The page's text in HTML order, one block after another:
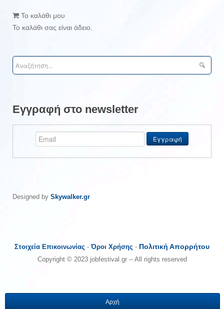
Το καλάθι μου
Το καλάθι σας είναι άδειο.
Εγγραφή στο newsletter
Designed by Skywalker.gr
Στοιχεία Επικοινωνίας -Όροι Χρήσης - Πολιτική Απορρήτου
Copyright © 2023 jobfestival.gr -- All rights reserved
Αρχή